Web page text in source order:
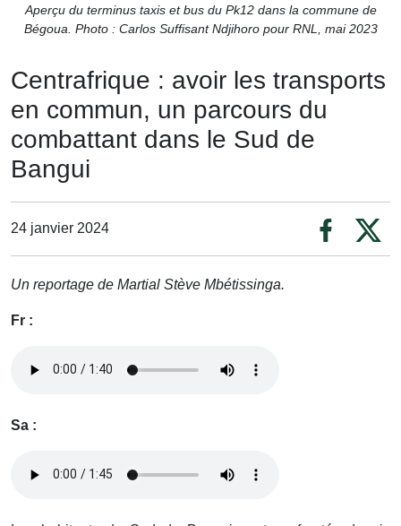
Aperçu du terminus taxis et bus du Pk12 dans la commune de
Bégoua. Photo : Carlos Suffisant Ndjihoro pour RNL, mai 2023
Centrafrique : avoir les transports
en commun, un parcours du
combattant dans le Sud de
Bangui
24 janvier 2024
Un reportage de Martial Stève Mbétissinga.
Fr :
Sa :